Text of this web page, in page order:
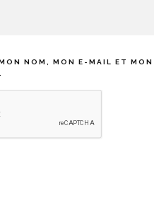
NOM, MON E-MAIL ET